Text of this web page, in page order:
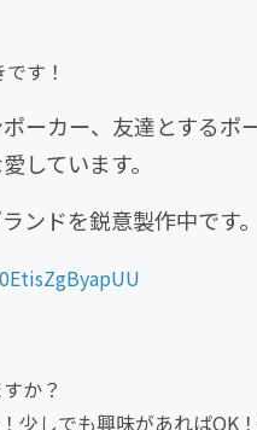
す！
ーカー、友達とする
しています。
ンドを鋭意製作中です。
か？
少しでも興味があればOK